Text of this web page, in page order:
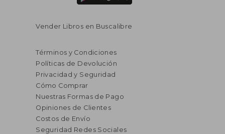
Vender Libros en Buscalibre
Términos y Condiciones
Políticas de Devolución
Privacidad y Seguridad
Cómo Comprar
Nuestras Formas de Pago
Opiniones de Clientes
Costos de Envío
Seguridad Redes Sociales